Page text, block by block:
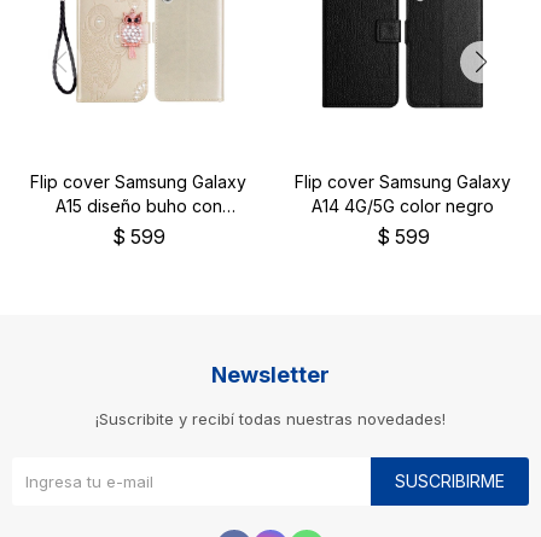
Flip cover Samsung Galaxy
A15 diseño buho con
brillos
$ 599
Flip cover Samsung Galaxy
A14 4G/5G color negro
$ 599
Newsletter
¡Suscribite y recibí todas nuestras novedades!
SUSCRIBIRME